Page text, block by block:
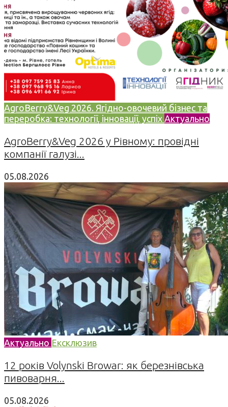
AgroBerry&Veg 2026. Ягідно-овочевий бізнес та
переробка: технології, інновації, успіх Актуально
AgroBerry&Veg 2026 у Рівному: провідні
компанії галузі...
05.08.2026
Актуально Ексклюзив
12 років Volynski Browar: як березнівська
пивоварня...
05.08.2026